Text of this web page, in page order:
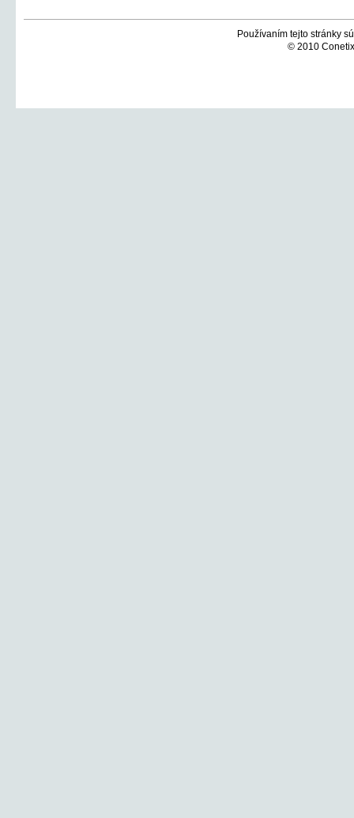
Používaním tejto stránky
© 2010